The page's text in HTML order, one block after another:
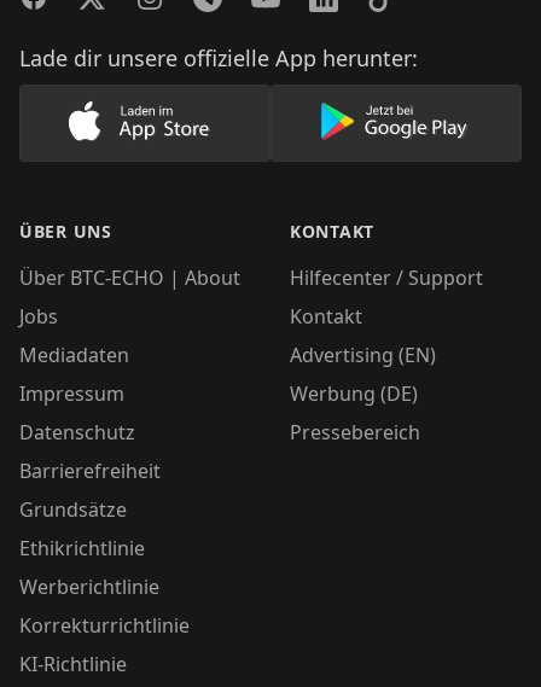
Lade dir unsere offizielle App herunter:
Lade unsere App im AppStore herunter
Lade unsere
ÜBER UNS
Über BTC-ECHO | About
Jobs
Mediadaten
Impressum
Datenschutz
Barrierefreiheit
Grundsätze
Ethikrichtlinie
Werberichtlinie
Korrekturrichtlinie
KI-Richtlinie
KONTAKT
Hilfecenter / Support
Kontakt
Advertising (EN)
Werbung (DE)
Pressebereich